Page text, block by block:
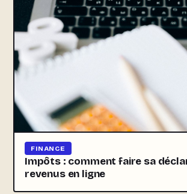
FINANCE
Impôts : comment faire sa
revenus en ligne